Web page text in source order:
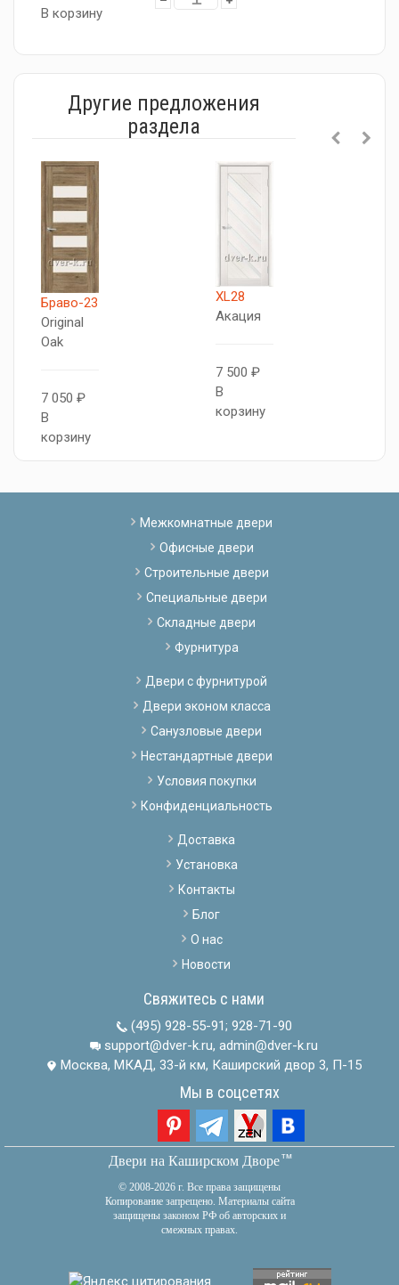
В корзину
Другие предложения
раздела
Браво-23
Original
Oak
7 050 ₽
В
корзину
XL28
Акация
7 500 ₽
В
корзину
Межкомнатные двери
Офисные двери
Строительные двери
Специальные двери
Складные двери
Фурнитура
Двери с фурнитурой
Двери эконом класса
Санузловые двери
Нестандартные двери
Условия покупки
Конфиденциальность
Доставка
Установка
Контакты
Блог
О нас
Новости
Свяжитесь с нами
(495) 928-55-91; 928-71-90
support@dver-k.ru, admin@dver-k.ru
Москва, МКАД, 33-й км, Каширский двор 3, П-15
Мы в соцсетях
Двери на Каширском Дворетм
© 2008-2026 г. Все права защищены
Копирование запрещено. Материалы сайта
защищены законом РФ об авторских и
смежных правах.